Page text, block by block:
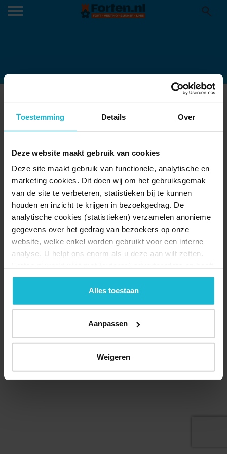
Toestemming Details Over
Deze website maakt gebruik van cookies
Deze site maakt gebruik van functionele, analytische en
marketing cookies. Dit doen wij om het gebruiksgemak
van de site te verbeteren, statistieken bij te kunnen
houden en inzicht te krijgen in bezoekgedrag. De
analytische cookies (statistieken) verzamelen anonieme
gegevens over het gedrag van bezoekers op onze
website, welke enkel worden gebruikt voor een interne
analyse. U helpt ons enorm als u deze aan wilt zetten.
geen commerciële doelstelling. U kunt deze cookies via
de knoppen accepteren, beheren of weigeren.
Alles toestaan
Aanpassen
Weigeren
© 2026 Stichting Forten Nederland
Over ons
Doneer nu Disclaimer
Contact
Forten.nl wordt ondersteund door de